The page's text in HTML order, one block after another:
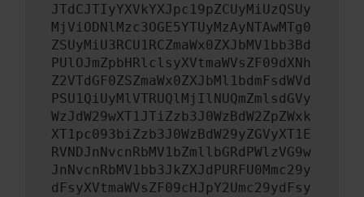
JTdCJTIyYXVkYXJpc19pZCUyMiUzQSUy
MjViODNlMzc3OGE5YTUyMzAyNTAwMTg0
ZSUyMiU3RCU1RCZmaWx0ZXJbMV1bb3Bd
PUlOJmZpbHRlclsyXVtmaWVsZF09dXNh
Z2VTdGF0ZSZmaWx0ZXJbMl1bdmFsdWVd
PSU1QiUyMlVTRUQlMjIlNUQmZmlsdGVy
WzJdW29wXT1JTiZzb3J0WzBdW2ZpZWxk
XT1pc093biZzb3J0WzBdW29yZGVyXT1E
RVNDJnNvcnRbMV1bZmllbGRdPWlzVG9w
JnNvcnRbMV1bb3JkZXJdPURFU0Mmc29y
dFsyXVtmaWVsZF09cHJpY2Umc29ydFsy